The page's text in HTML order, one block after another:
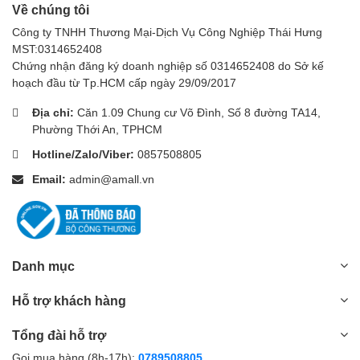
Ống nối
Cổ nối ngoài
Bàn hút bụi
Bộ ống mềm
Về chúng tôi
Công ty TNHH Thương Mại-Dịch Vụ Công Nghiệp Thái Hưng
MST:0314652408
Chứng nhận đăng ký doanh nghiệp số 0314652408 do Sở kế
hoạch đầu từ Tp.HCM cấp ngày 29/09/2017
Địa chỉ: Căn 1.09 Chung cư Võ Đình, Số 8 đường TA14,
Phường Thới An, TPHCM
Hotline/Zalo/Viber: 0857508805
Email: admin@amall.vn
Danh mục
Hỗ trợ khách hàng
Tổng đài hỗ trợ